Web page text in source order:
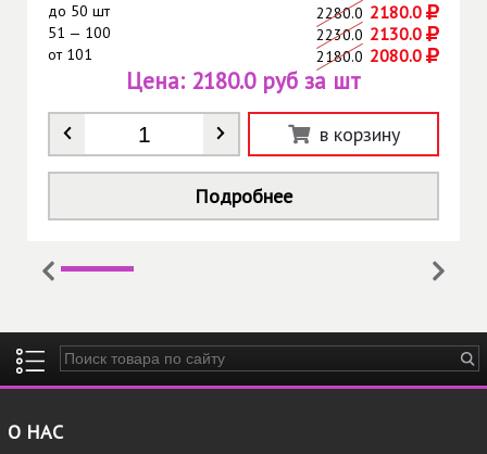
до 50 шт 2280.0 2180.0
51 — 100 2230.0 2130.0
от101 2180.0 2080.0
Количество *
Цена: 2180.0 руб за шт
в корзину
Подробнее
Введите ключевые слова для поиска
О НАС